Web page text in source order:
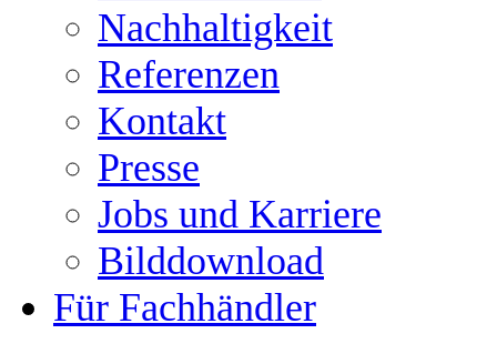
Nachhaltigkeit
Referenzen
Kontakt
Presse
Jobs und Karriere
Bilddownload
Für Fachhändler